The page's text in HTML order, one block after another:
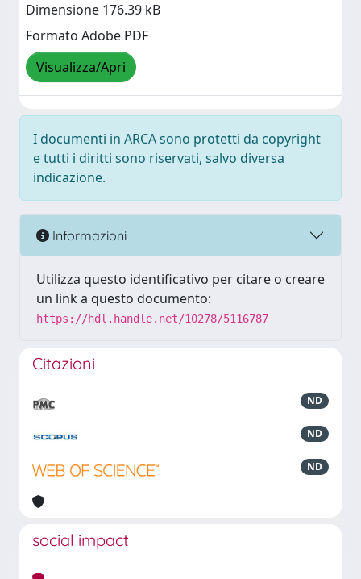
Dimensione 176.39 kB
Formato Adobe PDF
Visualizza/Apri
I documenti in ARCA sono protetti da copyright
e tutti i diritti sono riservati, salvo diversa
indicazione.
Informazioni
Utilizza questo identificativo per citare o creare
un link a questo documento:
https://hdl.handle.net/10278/5116787
Citazioni
ND
ND
ND
social impact